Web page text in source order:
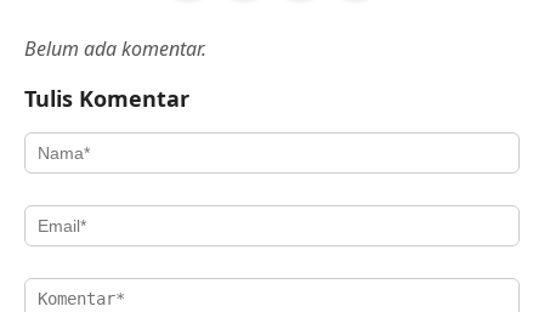
Belum ada komentar.
Tulis Komentar